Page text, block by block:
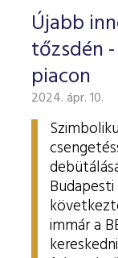
Újabb
tőzsdén
piacon
2024. ápr. 10.
immár a